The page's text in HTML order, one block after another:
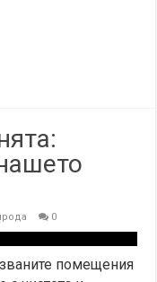
0
помещения